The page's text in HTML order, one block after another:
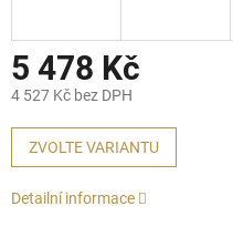
5 478 Kč
4 527 Kč bez DPH
Měrná
cena:
ZVOLTE VARIANTU
Detailní informace